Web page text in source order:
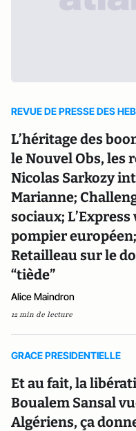
REVUE DE PRESSE DES
L’héritage des
le Nouvel Obs, les
Nicolas Sarkozy
Marianne;
sociaux;
pompier
Retailleau sur le
“tiède”
Alice Maindron
12 min de lecture
GRACE PRESIDENTIELLE
Et au fait, la
Boualem Sansal
Algériens, ça